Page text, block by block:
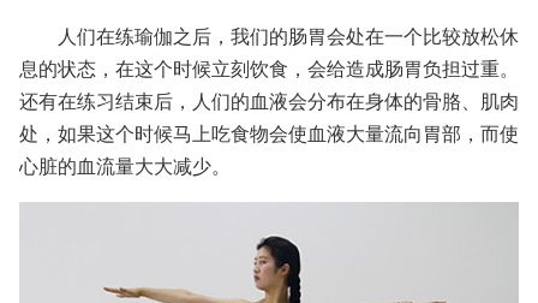
人们在练瑜伽之后，我们的肠胃会处在一个比较放松休
息的状态，在这个时候立刻饮食，会给造成肠胃负担过重。
还有在练习结束后，人们的血液会分布在身体的骨胳、肌肉
处，如果这个时候马上吃食物会使血液大量流向胃部，而使
心脏的血流量大大减少。